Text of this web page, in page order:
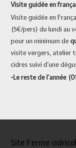
Visite guidée en
Visite guidée en
(5€/pers) du lundi au
pour un minimum de
visite vergers, atelier
cidres suivi d’une
-Le reste de l’année
Site Ferme